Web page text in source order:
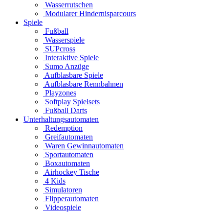
Wasserrutschen
Modularer Hindernisparcours
Spiele
Fußball
Wasserspiele
SUPcross
Interaktive Spiele
Sumo Anzüge
Aufblasbare Spiele
Aufblasbare Rennbahnen
Playzones
Softplay Spielsets
Fußball Darts
Unterhaltungsautomaten
Redemption
Greifautomaten
Waren Gewinnautomaten
Sportautomaten
Boxautomaten
Airhockey Tische
4 Kids
Simulatoren
Flipperautomaten
Videospiele